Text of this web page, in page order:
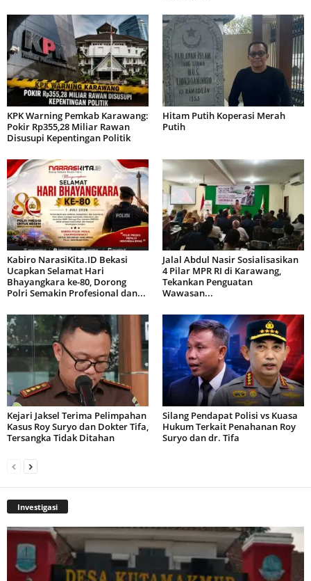
KPK Warning Pemkab Karawang:
Pokir Rp355,28 Miliar Rawan
Disusupi Kepentingan Politik
Hitam Putih Koperasi Merah
Putih
Kabiro NarasiKita.ID Bekasi
Ucapkan Selamat Hari
Bhayangkara ke-80, Dorong
Polri Semakin Profesional dan...
Jalal Abdul Nasir Sosialisasikan
4 Pilar MPR RI di Karawang,
Tekankan Penguatan
Wawasan...
Kejari Jaksel Terima Pelimpahan
Kasus Roy Suryo dan Dokter Tifa,
Tersangka Tidak Ditahan
Silang Pendapat Polisi vs Kuasa
Hukum Terkait Penahanan Roy
Suryo dan dr. Tifa
Investigasi